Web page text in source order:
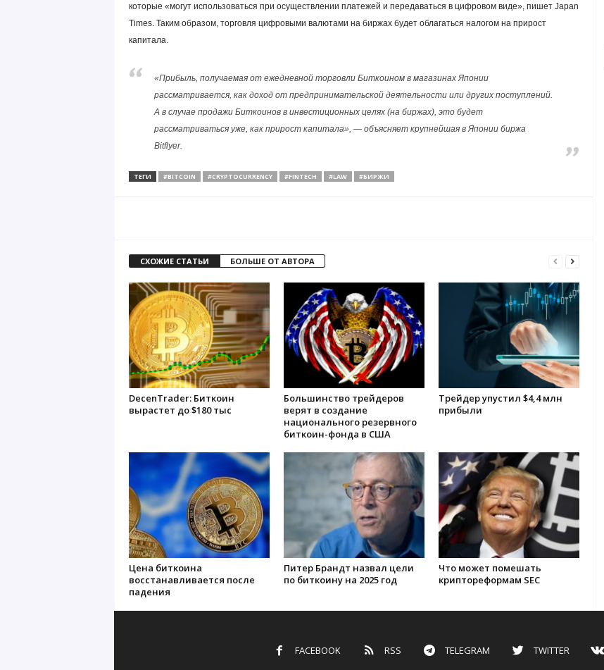
которые «могут использоваться при осуществлении платежей и передаваться в цифровом виде», пишет Japan
Times. Таким образом, торговля цифровыми валютами на биржах будет облагаться налогом на прирост
капитала.
«Прибыль, получаемая от ежедневной торговли Биткоином в магазинах Японии
рассматривается, как доход от предпринимательской деятельности или других поступлений.
А в случае продажи Биткоинов в инвестиционных целях (на биржах), это будет
рассматриваться уже, как прирост капитала», — объясняет крупнейшая в Японии биржа
Bitflyer.
ТЕГИ #BITCOIN #CRYPTOCURRENCY #FINTECH #LAW #БИРЖИ
СХОЖИЕ СТАТЬИ БОЛЬШЕ ОТ АВТОРА
DecenTrader: Биткоин
вырастет до $180 тыс
Большинство трейдеров
верят в создание
национального резервного
биткоин-фонда в США
Трейдер упустил $4,4 млн
прибыли
Цена биткоина
восстанавливается после
падения
Питер Брандт назвал цели
по биткоину на 2025 год
Что может помешать
криптореформам SEC
FACEBOOK RSS TELEGRAM TWITTER